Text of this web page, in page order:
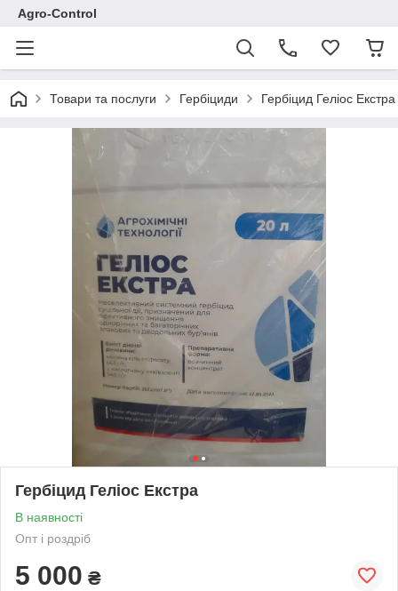
Agro-Control
Товари та послуги Гербіциди Гербіцид Геліос Екстра
Гербіцид Геліос Екстра
В наявності
Опт і роздріб
5 000 ₴